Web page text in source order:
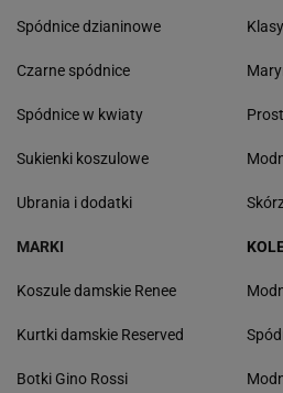
Spódnice dzianinowe
Czarne spódnice
Spódnice w kwiaty
Sukienki koszulowe
Ubrania i dodatki
MARKI
Koszule damskie Renee
Kurtki damskie Reserved
Botki Gino Rossi